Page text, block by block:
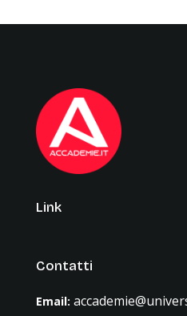
Link
Contatti
Email: